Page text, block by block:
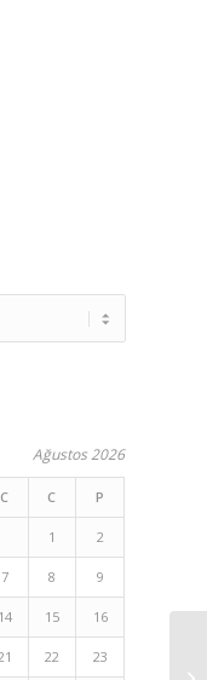
Ağustos 2026
C C P
1 2
7 8 9
14 15 16
22 23